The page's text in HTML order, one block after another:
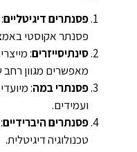
פסנתרים דיגיטליים
פסנתר אקוסטי
סינתיסייזרים:
מאפשרים מגוון רחב
פסנתרי במה:
ועמידים.
פסנתרים היברידיים
טכנולוגיה דיגיטלית.